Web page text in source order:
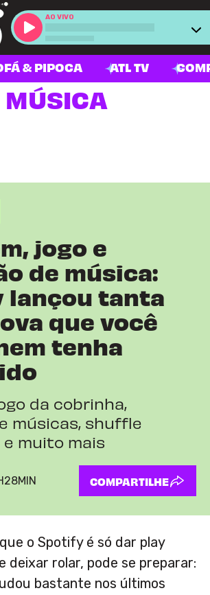
AO VIVO
& PIPOCA ATL TV
MÚSICA
jogo e
de música:
lançou tanta
que você
tenha
da cobrinha,
músicas, shuffle
muito mais
COMPARTILHE
o Spotify é só dar play
deixar rolar, pode se preparar:
bastante nos últimos